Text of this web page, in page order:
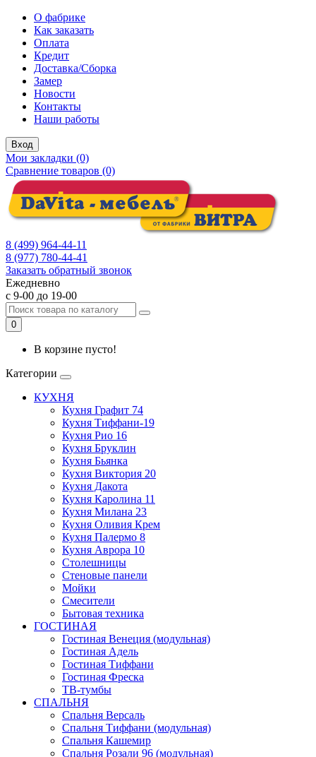
О фабрике
Как заказать
Оплата
Кредит
Доставка/Сборка
Замер
Новости
Контакты
Наши работы
Вход
Мои закладки (0)
Сравнение товаров (0)
8 (499) 964-44-11
8 (977) 780-44-41
Заказать обратный звонок
Ежедневно
с 9-00 до 19-00
0
В корзине пусто!
Категории
КУХНЯ
Кухня Графит 74
Кухня Тиффани-19
Кухня Рио 16
Кухня Бруклин
Кухня Бьянка
Кухня Виктория 20
Кухня Дакота
Кухня Каролина 11
Кухня Милана 23
Кухня Оливия Крем
Кухня Палермо 8
Кухня Аврора 10
Столешницы
Стеновые панели
Мойки
Смесители
Бытовая техника
ГОСТИНАЯ
Гостиная Венеция (модульная)
Гостиная Адель
Гостиная Тиффани
Гостиная Фреска
ТВ-тумбы
СПАЛЬНЯ
Спальня Версаль
Спальня Тиффани (модульная)
Спальня Кашемир
Спальня Розали 96 (модульная)